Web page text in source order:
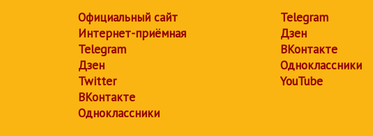
Официальный сайт
Интернет-приёмная
Telegram
Дзен
Twitter
ВКонтакте
Одноклассники
Telegram
Дзен
ВКонтакте
Одноклассники
YouTube